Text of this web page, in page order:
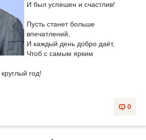
И был успешен и счастлив!
Пусть станет больше
впечатлений,
И каждый день добро даёт,
Чтоб с самым ярким
год!
0